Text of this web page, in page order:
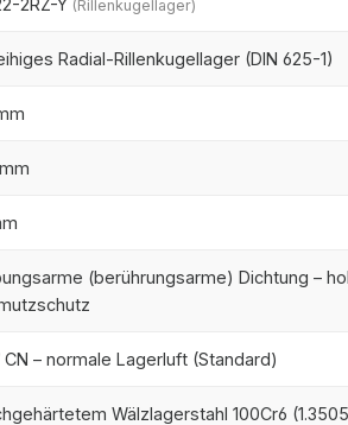
2RZ-Y (Rillenkugellager)
Radial-Rillenkugellager (DIN 625-1)
(berührungsarme) Dichtung –
CN – normale Lagerluft (Standard)
Wälzlagerstahl 100Cr6